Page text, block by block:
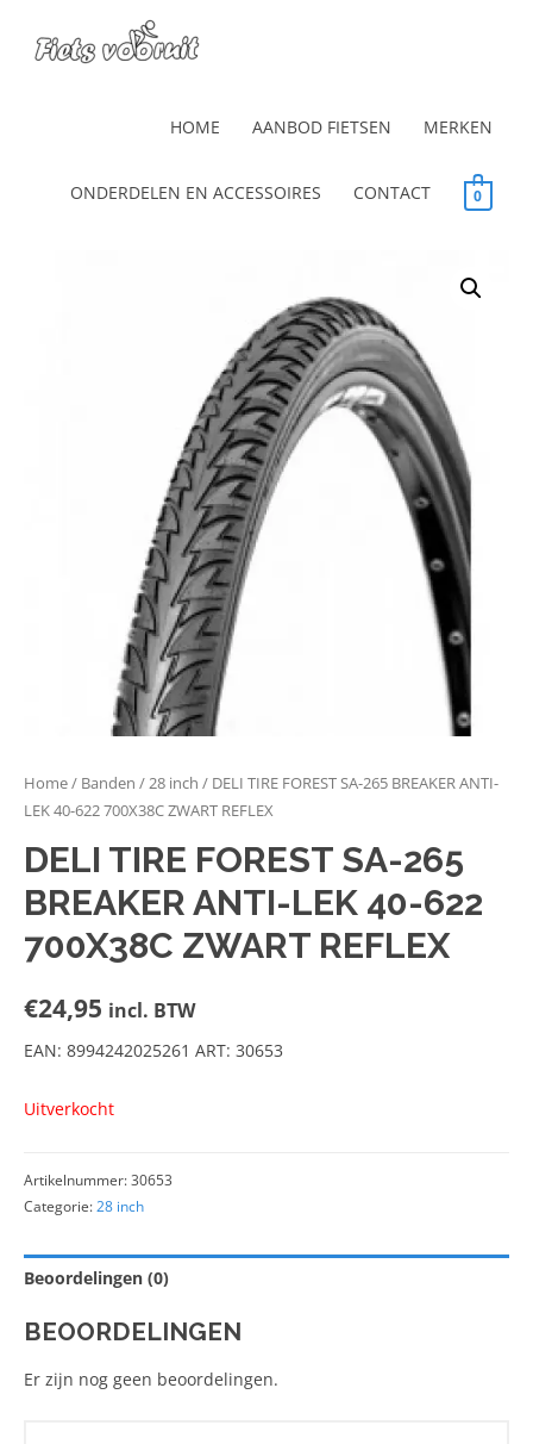
HOME AANBOD FIETSEN MERKEN
ONDERDELEN EN ACCESSOIRES CONTACT 0
Home/ Banden /28 inch / DELI TIRE FOREST SA-265 BREAKER ANTI-
LEK 40-622 700X38C ZWART REFLEX
DELI TIRE FOREST SA-265
BREAKER ANTI-LEK 40-622
700X38C ZWART REFLEX
€24,95 incl. BTW
EAN: 8994242025261 ART: 30653
Uitverkocht
Artikelnummer:30653
Categorie:28 inch
Beoordelingen (0)
BEOORDELINGEN
Er zijn nog geen beoordelingen.